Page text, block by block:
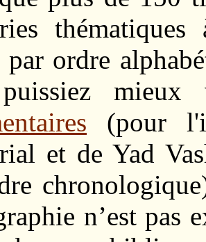
par ordre
(pour
et de Yad
n’est pas